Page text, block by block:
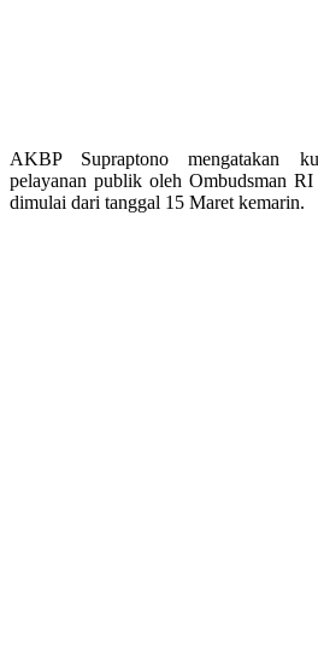
AKBP Supraptono mengatakan
pelayanan publik oleh Ombudsman
dimulai dari tanggal 15 Maret kemarin.